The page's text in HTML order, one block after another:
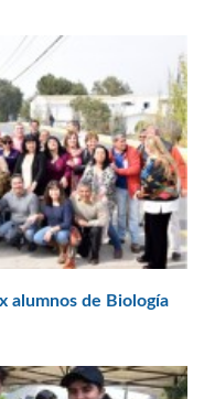
alumnos de Biología